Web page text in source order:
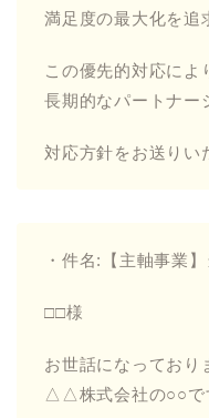
満足度の最大化を追
この優先的対応によ
長期的なパートナー
対応方針をお送りい
・件名:【主軸事業
□□様
お世話になっており
△△株式会社の○○で